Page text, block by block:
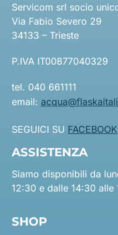
Servicom srl socio
Via Fabio Severo 29
34133 – Trieste
P.IVA IT00877040329
tel. 040 661111
email:
SEGUICI SU FACEBOOK
ASSISTENZA
Siamo disponibili da
12:30 e dalle 14:30 alle
SHOP